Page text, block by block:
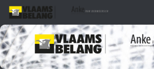
Skip to content